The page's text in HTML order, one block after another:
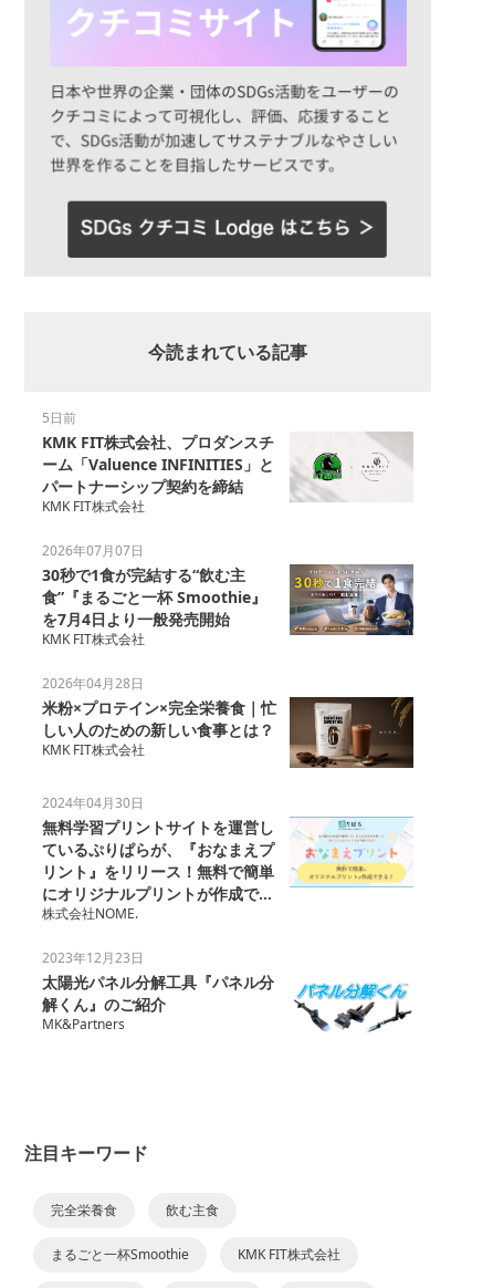
今読まれている記事
5日前
KMK FIT株式会社、プロダンスチ
ーム「Valuence INFINITIES」と
パートナーシップ契約を締結
KMK FIT株式会社
2026年07月07日
30秒で1食が完結する“飲む主
食”『まるごと一杯 Smoothie』
を7月4日より一般発売開始
KMK FIT株式会社
2026年04月28日
米粉×プロテイン×完全栄養食｜忙
しい人のための新しい食事とは？
KMK FIT株式会社
2024年04月30日
無料学習プリントサイトを運営し
ているぷりぱらが、『おなまえプ
リント』をリリース！無料で簡単
にオリジナルプリントが作成でき
る！
株式会社NOME.
2023年12月23日
太陽光パネル分解工具『パネル分
解くん』のご紹介
MK&Partners
注目キーワード
完全栄養食 飲む主食
まるごと一杯Smoothie KMK FIT株式会社